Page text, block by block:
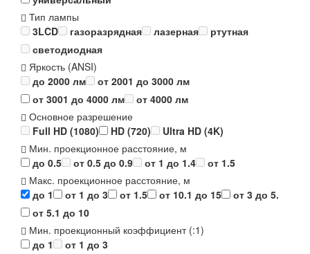
Тип лампы
3LCD
газоразрядная лазерная
ртутная
светодиодная
Яркость (ANSI)
до 2000 лм
от 2001 до 3000 лм
от 3001 до 4000 лм
от 4000 лм
Основное разрешение
Full HD (1080)
HD (720)
Ultra HD (4K)
Мин. проекционное расстояние, м
до 0.5
от 0.5 до 0.9 от 1 до 1.4
от 1.5
Макс. проекционное расстояние, м
до 1
от 1 до 3 от 1.5 от 10.1 до 15
от 3 до 5.
от 5.1 до 10
Мин. проекционный коэффициент (:1)
до 1
от 1 до 3